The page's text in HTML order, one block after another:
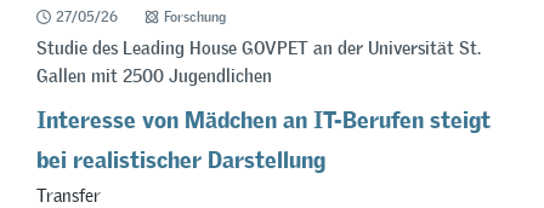
27/05/26 Forschung
Studie des Leading House GOVPET an der Universität St.
Gallen mit 2500 Jugendlichen
Interesse von Mädchen an IT-Berufen steigt
bei realistischer Darstellung
Transfer